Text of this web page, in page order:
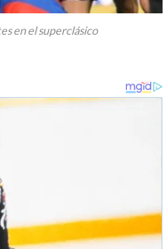
en el superclásico